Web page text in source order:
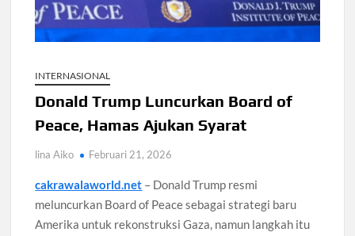
Pengangguran Indonesia Mei 2026 Turun Tipis, Pekerja
Pemerintah Percepat 35.857 Titik Operasional
IPA 2026
TPPU Emas 74 Kg Febrie Adriansyah, Kejagung Periksa 3
INTERNASIONAL
Donald Trump Luncurkan Board of
Peace, Hamas Ajukan Syarat
lina Aiko Februari 21, 2026
cakrawalaworld.net – Donald Trump resmi
meluncurkan Board of Peace sebagai strategi baru
Amerika untuk rekonstruksi Gaza, namun langkah itu